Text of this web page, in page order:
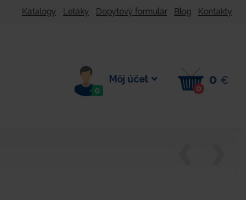
Katalogy Letáky Dopytový formulár Blog Kontakty
0
Môj účet
0
0 €